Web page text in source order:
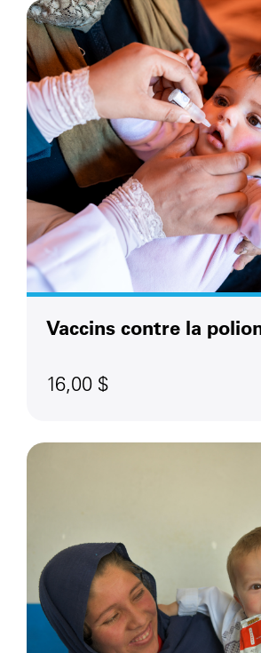
Vaccins contre la
16,00 $